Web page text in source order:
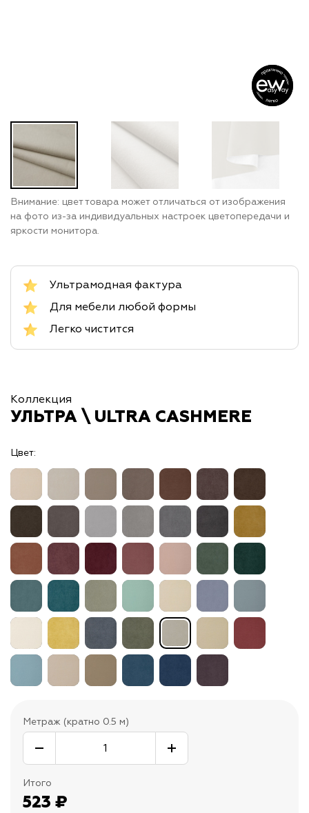
Внимание: цвет товара может отличаться от изображения
на фото из-за индивидуальных настроек цветопередачи и
яркости монитора.
Ультрамодная фактура
Для мебели любой формы
Легко чистится
Коллекция
УЛЬТРА \ ULTRA CASHMERE
Цвет:
Метраж (кратно 0.5 м)
Итого
523 ₽